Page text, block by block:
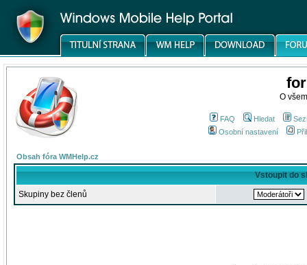
O
FAQ Hledat
Osobní nastavení
Obsah fóra WMHelp.cz
Vstoupit do
Skupiny bez členů